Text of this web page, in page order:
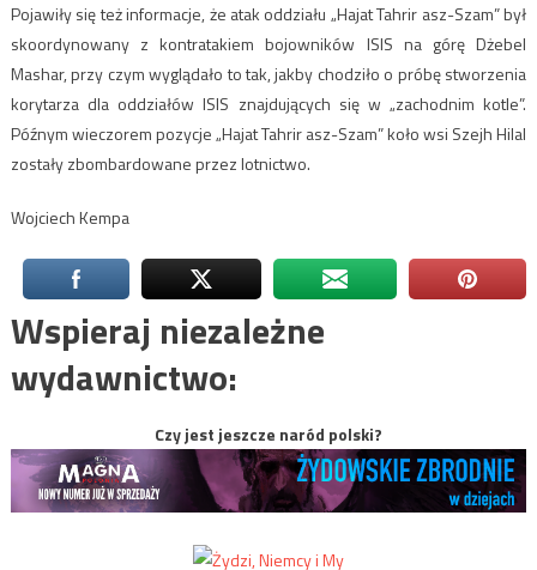
Pojawiły się też informacje, że atak oddziału „Hajat Tahrir asz-Szam” był
skoordynowany z kontratakiem bojowników ISIS na górę Dżebel
Mashar, przy czym wyglądało to tak, jakby chodziło o próbę stworzenia
korytarza dla oddziałów ISIS znajdujących się w „zachodnim kotle”.
Późnym wieczorem pozycje „Hajat Tahrir asz-Szam” koło wsi Szejh Hilal
zostały zbombardowane przez lotnictwo.
Wojciech Kempa
Wspieraj niezależne
wydawnictwo:
Czy jest jeszcze naród polski?